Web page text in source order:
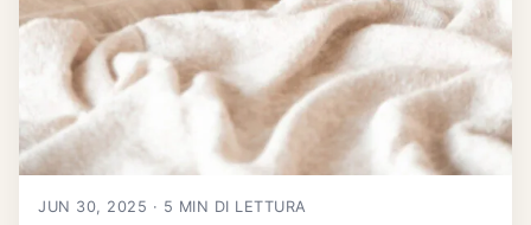
JUN 30, 2025 · 5 MIN DI LETTURA